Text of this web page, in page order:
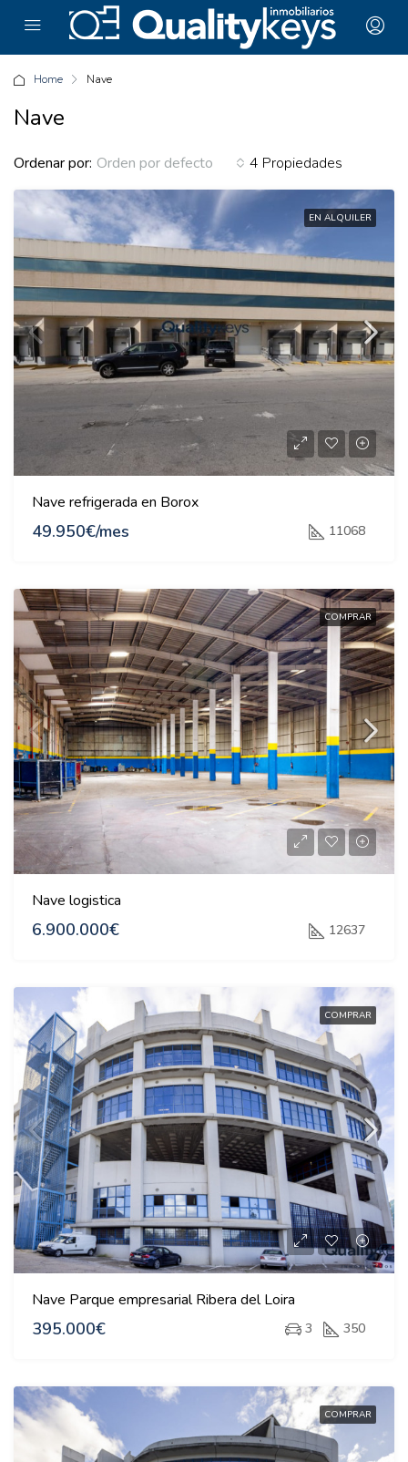
Home Nave
Nave
4 Propiedades
Ordenar por: Orden por defecto
EN ALQUILER
Nave refrigerada en Borox
49.950€/mes 11068
COMPRAR
Nave logistica
6.900.000€ 12637
COMPRAR
Nave Parque empresarial Ribera del Loira
395.000€ 3 350
COMPRAR